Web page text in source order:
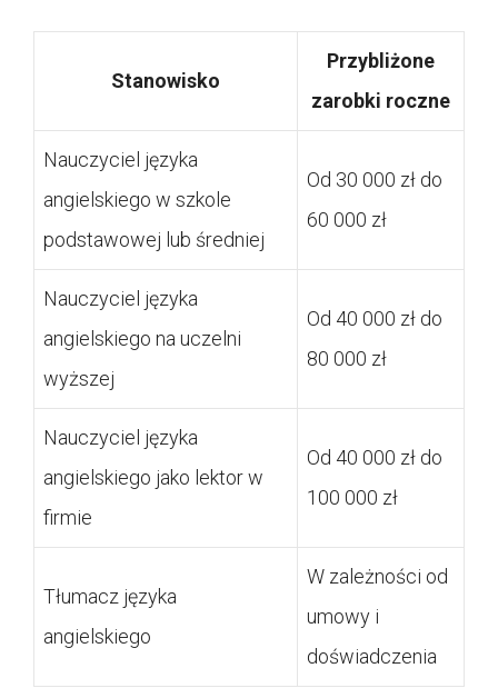
Stanowisko
Przybliżone
zarobki roczne
Nauczyciel języka
angielskiego w szkole
podstawowej lub średniej
Od 30 000 zł do
60 000 zł
Nauczyciel języka
angielskiego na uczelni
wyższej
Od 40 000 zł do
80 000 zł
Nauczyciel języka
angielskiego jako lektor w
firmie
Od 40 000 zł do
100 000 zł
Tłumacz języka
angielskiego
W zależności od
umowy i
doświadczenia